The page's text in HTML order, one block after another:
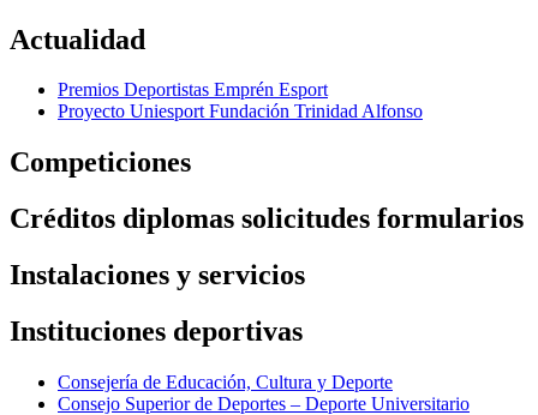
Actualidad
Premios Deportistas Emprén Esport
Proyecto Uniesport Fundación Trinidad Alfonso
Competiciones
Créditos diplomas solicitudes formularios
Instalaciones y servicios
Instituciones deportivas
Consejería de Educación, Cultura y Deporte
Consejo Superior de Deportes – Deporte Universitario